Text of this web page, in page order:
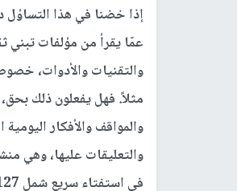
إذا خضنا في هذا التساؤل
عمّا يقرأ من مؤلفات تبني
والتقنيات والأدوات،
مثلاً. فهل يفعلون ذلك
والمواقف والأفكار
والتعليقات عليها، وهي